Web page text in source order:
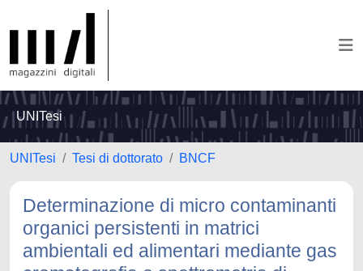
UNITesi
UNITesi Tesi di dottorato BNCF
Determinazione di micro contaminanti
organici persistenti in matrici
ambientali ed alimentari mediante gas